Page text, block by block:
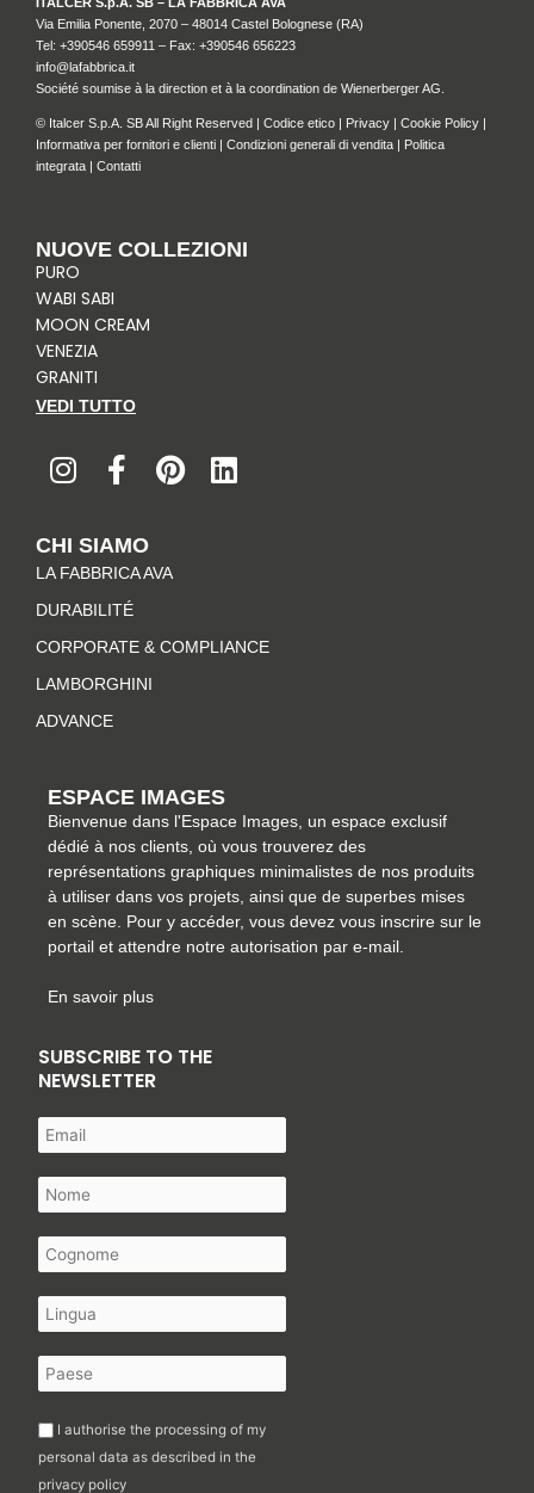
ITALCER S.p.A. SB – LA FABBRICA AVA
Via Emilia Ponente, 2070 – 48014 Castel Bolognese (RA)
Tel: +390546 659911 – Fax: +390546 656223
info@lafabbrica.it
Société soumise à la direction et à la coordination de Wienerberger AG.
© Italcer S.p.A. SB All Right Reserved | Codice etico Privacy Cookie Policy
Informativa per fornitori e clienti
Condizioni generali di vendita
Politica
integrata
Contatti
NUOVE COLLEZIONI
PURO
WABI SABI
MOON CREAM
VENEZIA
GRANITI
VEDI TUTTO
n
s
a
g
r
a
m
a
c
b
o
o
k
-
f
i
n
r
s
i
n
n
CHI SIAMO
LA FABBRICA AVA
DURABILITÉ
CORPORATE & COMPLIANCE
LAMBORGHINI
ADVANCE
ESPACE IMAGES
Bienvenue dans l'Espace Images, un espace exclusif
dédié à nos clients, où vous trouverez des
représentations graphiques minimalistes de nos produits
à utiliser dans vos projets, ainsi que de superbes mises
en scène. Pour y accéder, vous devez vous inscrire sur le
portail et attendre notre autorisation par e-mail.
En savoir plus
SUBSCRIBE TO THE
NEWSLETTER
I authorise the processing of my
personal data as described in the
privacy policy